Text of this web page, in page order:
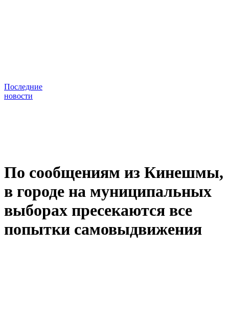
Последние
новости
По сообщениям из Кинешмы,
в городе на муниципальных
выборах пресекаются все
попытки самовыдвижения